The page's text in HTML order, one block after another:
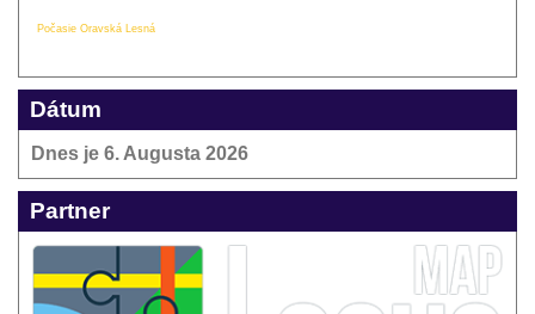
Počasie Oravská Lesná
Dátum
Dnes je 6. Augusta 2026
Partner